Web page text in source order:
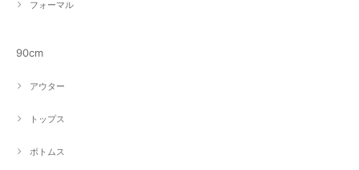
フォーマル
90cm
アウター
トップス
ボトムス